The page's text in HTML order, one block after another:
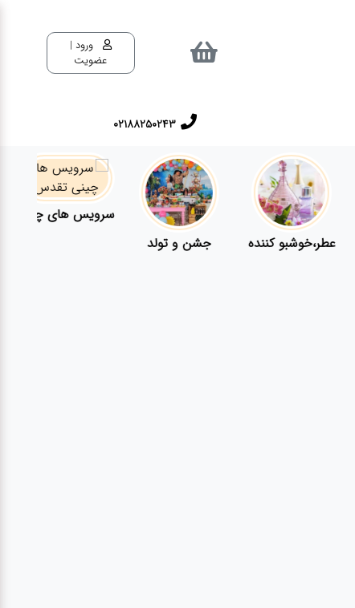
ورود |
عضویت
02188250243
عطر،خوشبو کننده جشن و تولد
سرویس های چینی تقدس